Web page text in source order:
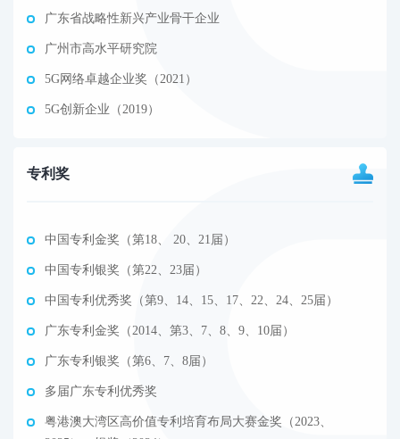
广东省战略性新兴产业骨干企业
广州市高水平研究院
5G网络卓越企业奖（2021）
5G创新企业（2019）
专利奖
中国专利金奖（第18、 20、21届）
中国专利银奖（第22、23届）
中国专利优秀奖（第9、14、15、17、22、24、25届）
广东专利金奖（2014、第3、7、8、9、10届）
广东专利银奖（第6、7、8届）
多届广东专利优秀奖
粤港澳大湾区高价值专利培育布局大赛金奖（2023、